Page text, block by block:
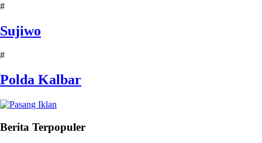
#
Sujiwo
#
Polda Kalbar
Berita Terpopuler